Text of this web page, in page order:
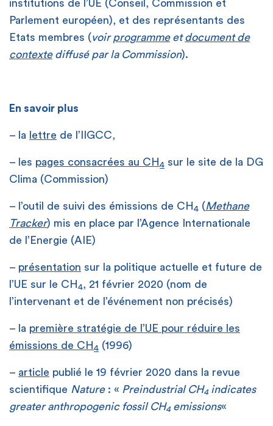
institutions de l’UE (Conseil, Commission et
Parlement européen), et des représentants des
Etats membres (voirprogrammeetdocument de
contextediffusé par la Commission).
En savoir plus
– la lettre de l’IIGCC,
– les pages consacrées au CH 4 sur le site de la DG
Clima (Commission)
– l’outil de suivi des émissions de CH 4 (Methane
Tracker) mis en place par l’Agence Internationale
de l’Energie (AIE)
– présentation sur la politique actuelle et future de
l’UE sur le CH 4, 21 février 2020 (nom de
l’intervenant et de l’événement non précisés)
– la première stratégie de l’UE pour réduire les
émissions de CH 4 (1996)
– article publié le 19 février 2020 dans la revue
scientifique Nature: « Preindustrial CH4indicates
greater anthropogenic fossil CH4emissions«